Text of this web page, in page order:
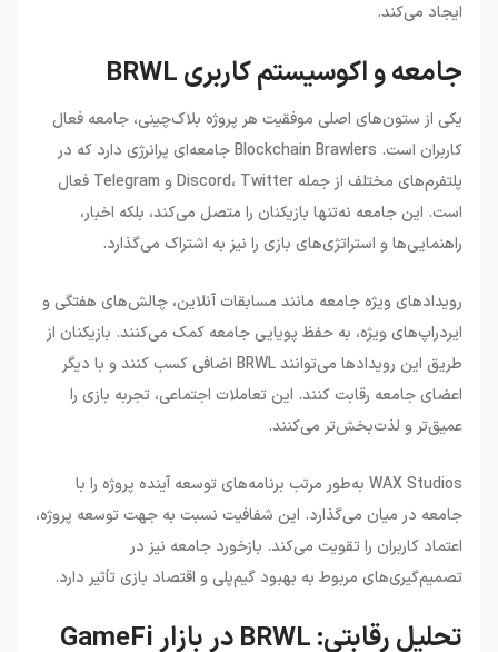
ایجاد می‌کند.
جامعه و اکوسیستم کاربری BRWL
یکی از ستون‌های اصلی موفقیت هر پروژه بلاک‌چینی، جامعه فعال
کاربران است. Blockchain Brawlers جامعه‌ای پرانرژی دارد که در
پلتفرم‌های مختلف از جمله Discord، Twitter و Telegram فعال
است. این جامعه نه‌تنها بازیکنان را متصل می‌کند، بلکه اخبار،
راهنمایی‌ها و استراتژی‌های بازی را نیز به اشتراک می‌گذارد.
رویدادهای ویژه جامعه مانند مسابقات آنلاین، چالش‌های هفتگی و
ایردراپ‌های ویژه، به حفظ پویایی جامعه کمک می‌کنند. بازیکنان از
طریق این رویدادها می‌توانند BRWL اضافی کسب کنند و با دیگر
اعضای جامعه رقابت کنند. این تعاملات اجتماعی، تجربه بازی را
عمیق‌تر و لذت‌بخش‌تر می‌کنند.
WAX Studios به‌طور مرتب برنامه‌های توسعه آینده پروژه را با
جامعه در میان می‌گذارد. این شفافیت نسبت به جهت توسعه پروژه،
اعتماد کاربران را تقویت می‌کند. بازخورد جامعه نیز در
تصمیم‌گیری‌های مربوط به بهبود گیم‌پلی و اقتصاد بازی تأثیر دارد.
تحلیل رقابتی: BRWL در بازار GameFi